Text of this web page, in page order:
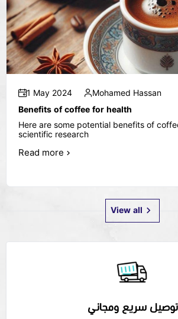
1 May 2024
Mohamed Hassan
Benefits of coffee for health
Here are some potential benefits of
scientific research
Read more
View all
توصيل سريع ومجاني